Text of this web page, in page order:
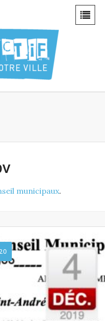
municipaux.